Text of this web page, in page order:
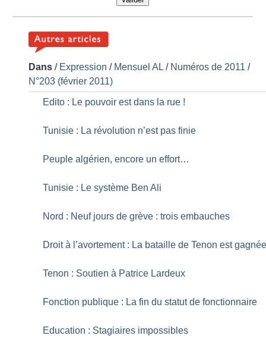
Dans / Expression / Mensuel AL / Numéros de 2011 /
N°203 (février 2011)
Edito : Le pouvoir est dans la rue !
Tunisie : La révolution n’est pas finie
Peuple algérien, encore un effort…
Tunisie : Le système Ben Ali
Nord : Neuf jours de grève : trois embauches
Droit à l’avortement : La bataille de Tenon est
Tenon : Soutien à Patrice Lardeux
Fonction publique : La fin du statut de fonctionnaire
Education : Stagiaires impossibles